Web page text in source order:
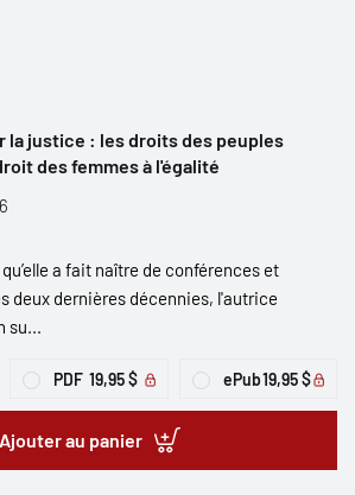
la justice : les droits des peuples
des femmes à l'égalité
a fait naître de conférences et
deux dernières décennies, l'autrice
su...
PDF 19,95 $ ePub19,95 $
Ajouter au panier